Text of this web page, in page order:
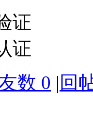
证
证
数 0 | 回